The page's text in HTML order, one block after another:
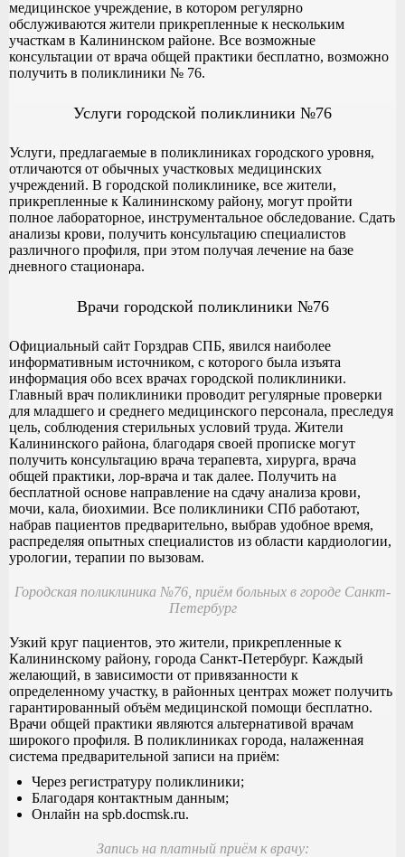
медицинское учреждение, в котором регулярно
обслуживаются жители прикрепленные к нескольким
участкам в Калининском районе. Все возможные
консультации от врача общей практики бесплатно, возможно
получить в поликлиники № 76.
Услуги городской поликлиники №76
Услуги, предлагаемые в поликлиниках городского уровня,
отличаются от обычных участковых медицинских
учреждений. В городской поликлинике, все жители,
прикрепленные к Калининскому району, могут пройти
полное лабораторное, инструментальное обследование. Сдать
анализы крови, получить консультацию специалистов
различного профиля, при этом получая лечение на базе
дневного стационара.
Врачи городской поликлиники №76
Официальный сайт Горздрав СПБ, явился наиболее
информативным источником, с которого была изъята
информация обо всех врачах городской поликлиники.
Главный врач поликлиники проводит регулярные проверки
для младшего и среднего медицинского персонала, преследуя
цель, соблюдения стерильных условий труда. Жители
Калининского района, благодаря своей прописке могут
получить консультацию врача терапевта, хирурга, врача
общей практики, лор-врача и так далее. Получить на
бесплатной основе направление на сдачу анализа крови,
мочи, кала, биохимии. Все поликлиники СПб работают,
набрав пациентов предварительно, выбрав удобное время,
распределяя опытных специалистов из области кардиологии,
урологии, терапии по вызовам.
Городская поликлиника №76, приём больных в городе Санкт-
Петербург
Узкий круг пациентов, это жители, прикрепленные к
Калининскому району, города Санкт-Петербург. Каждый
желающий, в зависимости от привязанности к
определенному участку, в районных центрах может получить
гарантированный объём медицинской помощи бесплатно.
Врачи общей практики являются альтернативой врачам
широкого профиля. В поликлиниках города, налаженная
система предварительной записи на приём:
Через регистратуру поликлиники;
Благодаря контактным данным;
Онлайн на spb.docmsk.ru.
Запись на платный приём к врачу: